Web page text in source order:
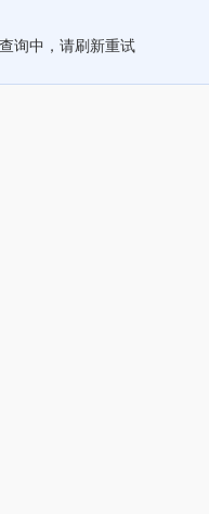
询中，请刷新重试